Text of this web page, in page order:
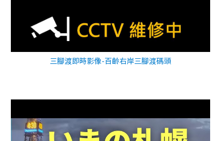
三腳渡即時影像-百齡右岸三腳渡碼頭